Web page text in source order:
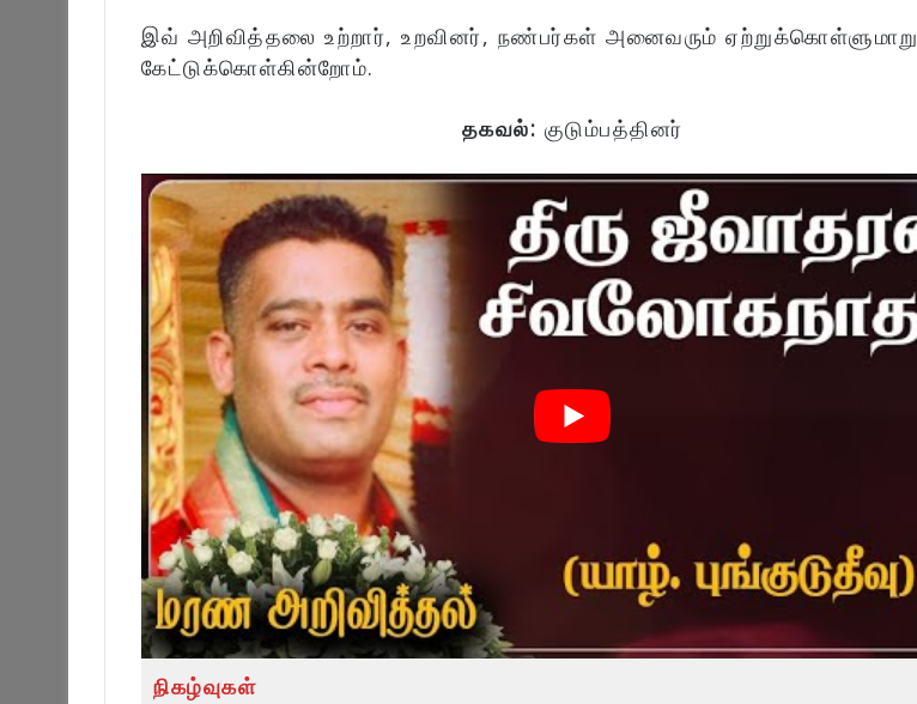
இவ் அறிவித்தலை உற்றார், உறவினர், நண்பர்கள் அனைவரும் ஏற்றுக்கொள்ளுமாறு
கேட்டுக்கொள்கின்றோம்.
தகவல்: குடும்பத்தினர்
நிகழ்வுகள்